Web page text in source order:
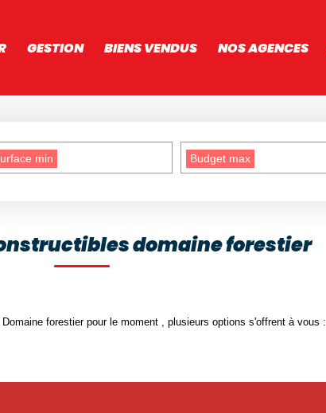
GESTION BIENS VENDUS NOS AGENCES
min Budget max
domaine forestier
forestier pour le moment , plusieurs options s'offrent à vous :